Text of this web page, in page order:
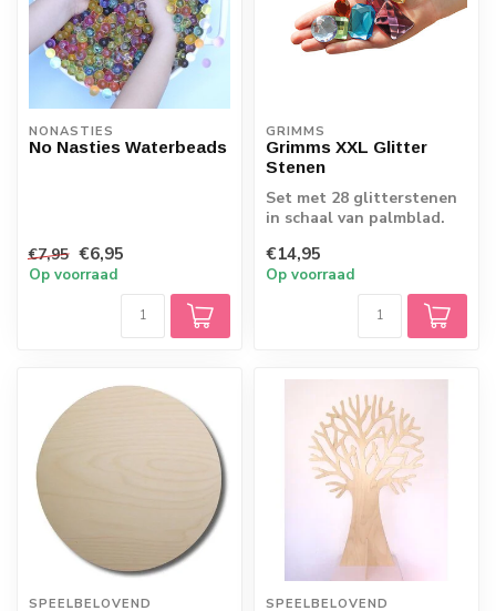
NONASTIES
No Nasties Waterbeads
€7,95 €6,95
Op voorraad
GRIMMS
Grimms XXL Glitter
Stenen
Set met 28 glitterstenen
in schaal van palmblad.
versieren va...
€14,95
Op voorraad
SPEELBELOVEND SPEELBELOVEND